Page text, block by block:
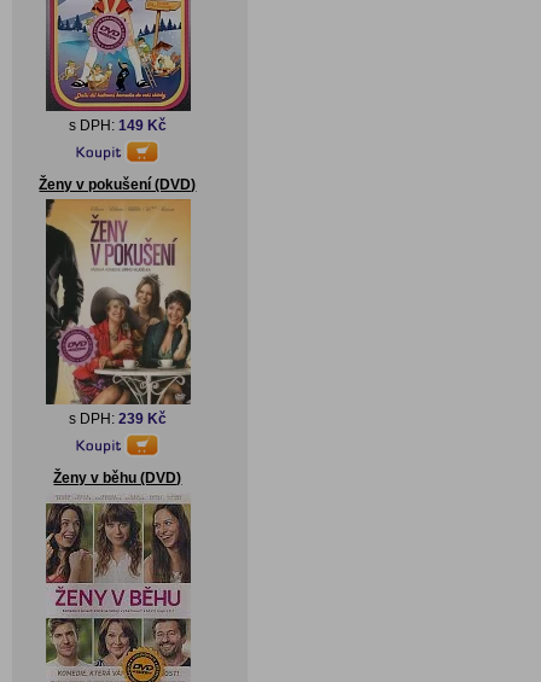
s DPH: 149 Kč
Ženy v pokušení (DVD)
s DPH: 239 Kč
Ženy v běhu (DVD)